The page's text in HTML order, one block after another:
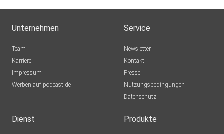
Unternehmen
Team
Karriere
Impressum
Werben auf podcast.de
Service
Newsletter
Kontakt
Presse
Nutzungsbedingungen
Datenschutz
Dienst Produkte